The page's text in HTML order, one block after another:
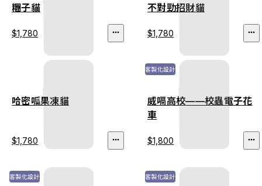
糰子貓
$1,780
不對勁招財貓
$1,780
哈密呱果凍貓
$1,780
客製化設計
威嗝高校——校蟲電子花
車
$1,800
客製化設計 客製化設計